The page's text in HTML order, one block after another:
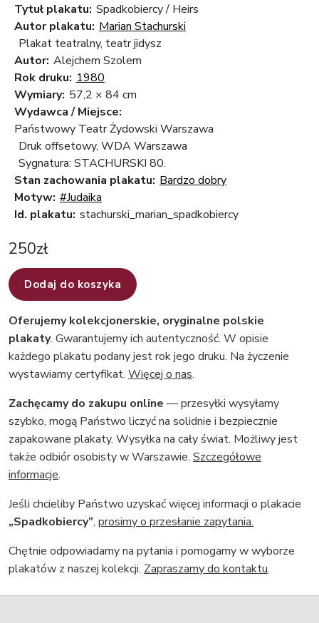
Tytuł plakatu: Spadkobiercy / Heirs
Autor plakatu: Marian Stachurski
Plakat teatralny, teatr jidysz
Autor: Alejchem Szolem
Rok druku: 1980
Wymiary: 57,2 × 84 cm
Wydawca / Miejsce:
Państwowy Teatr Żydowski Warszawa
Druk offsetowy, WDA Warszawa
Sygnatura: STACHURSKI 80.
Stan zachowania plakatu: Bardzo dobry
Motyw: #Judaika
Id. plakatu: stachurski_marian_spadkobiercy
250zł
Dodaj do koszyka
Oferujemy kolekcjonerskie, oryginalne polskie
plakaty. Gwarantujemy ich autentyczność. W opisie
każdego plakatu podany jest rok jego druku. Na życzenie
wystawiamy certyfikat. Więcej o nas.
Zachęcamy do zakupu online — przesyłki wysyłamy
szybko, mogą Państwo liczyć na solidnie i bezpiecznie
zapakowane plakaty. Wysyłka na cały świat. Możliwy jest
także odbiór osobisty w Warszawie. Szczegółowe
informacje.
Jeśli chcieliby Państwo uzyskać więcej informacji o plakacie
„Spadkobiercy”, prosimy o przesłanie zapytania.
Chętnie odpowiadamy na pytania i pomogamy w wyborze
plakatów z naszej kolekcji. Zapraszamy do kontaktu.